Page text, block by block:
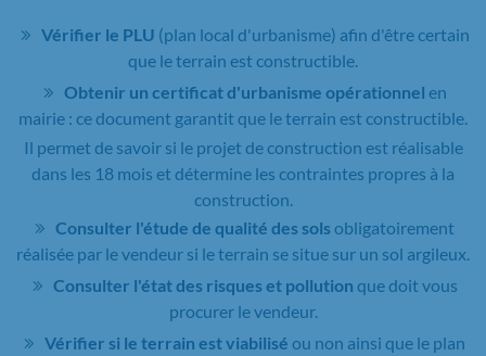
Vérifier le PLU (plan local d'urbanisme) afin d'être certain
que le terrain est constructible.
Obtenir un certificat d'urbanisme opérationnel en
mairie : ce document garantit que le terrain est constructible.
Il permet de savoir si le projet de construction est réalisable
dans les 18 mois et détermine les contraintes propres à la
construction.
Consulter l'étude de qualité des sols obligatoirement
réalisée par le vendeur si le terrain se situe sur un sol argileux.
Consulter l'état des risques et pollution que doit vous
procurer le vendeur.
Vérifier si le terrain est viabilisé ou non ainsi que le plan